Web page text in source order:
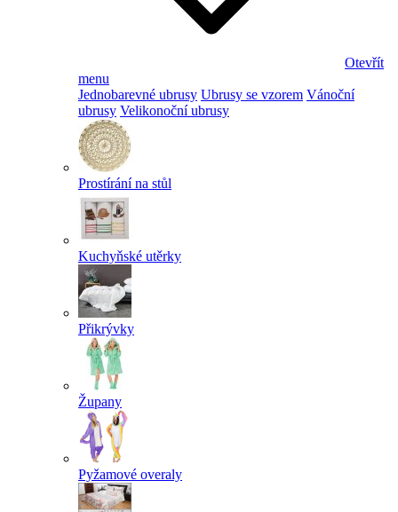
Otevřít
menu
Jednobarevné ubrusy Ubrusy se vzorem Vánoční
ubrusy Velikonoční ubrusy
Prostírání na stůl
Kuchyňské utěrky
Přikrývky
Župany
Pyžamové overaly